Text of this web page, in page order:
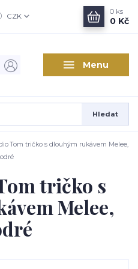
Menu
CZK
Hledat
0 ks
0 Kč
Tom tričko s dlouhým rukávem Melee,
tričko s
Melee,